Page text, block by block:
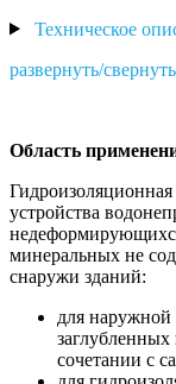
Техническое
развернуть/
Область
Гидроизоляционная
устройства
минеральных не
снаружи зданий:
для наружной
сочетании с